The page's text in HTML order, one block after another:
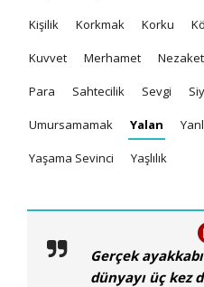
Kişilik Korkmak Korku
Kuvvet Merhamet Nezaket
Para Sahtecilik Sevgi
Umursamamak Yalan
Yaşama Sevinci Yaşlılık
Gerçek
dünyayı üç kez